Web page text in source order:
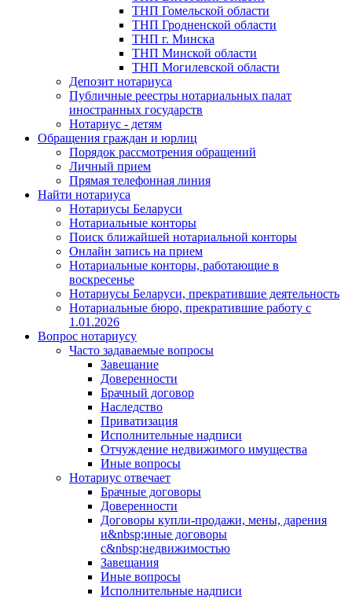
ТНП Гомельской области
ТНП Гродненской области
ТНП г. Минска
ТНП Минской области
ТНП Могилевской области
Депозит нотариуса
Публичные реестры нотариальных палат
иностранных государств
Нотариус - детям
Обращения граждан и юрлиц
Порядок рассмотрения обращений
Личный прием
Прямая телефонная линия
Найти нотариуса
Нотариусы Беларуси
Нотариальные конторы
Поиск ближайшей нотариальной конторы
Онлайн запись на прием
Нотариальные конторы, работающие в
воскресенье
Нотариусы Беларуси, прекратившие деятельность
Нотариальные бюро, прекратившие работу с
1.01.2026
Вопрос нотариусу
Часто задаваемые вопросы
Завещание
Доверенности
Брачный договор
Наследство
Приватизация
Исполнительные надписи
Отчуждение недвижимого имущества
Иные вопросы
Нотариус отвечает
Брачные договоры
Доверенности
Договоры купли-продажи, мены, дарения
и&nbsp;иные договоры
с&nbsp;недвижимостью
Завещания
Иные вопросы
Исполнительные надписи